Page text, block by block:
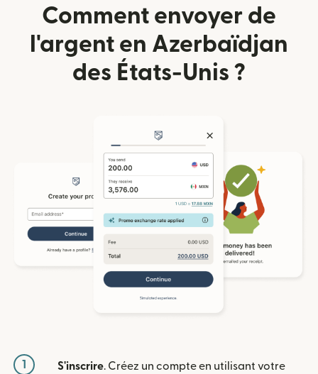
Comment envoyer de
l'argent en Azerbaïdjan
des États-Unis ?
1 S'inscrire. Créez un compte en utilisant votre